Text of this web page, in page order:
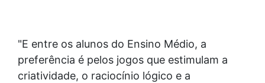
"E entre os alunos do Ensino Médio, a
preferência é pelos jogos que estimulam a
criatividade, o raciocínio lógico e a